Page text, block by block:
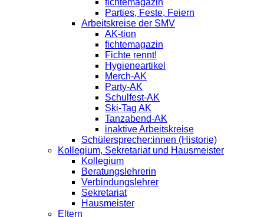
fichtemagazin
Parties, Feste, Feiern
Arbeitskreise der SMV
AK-tion
fichtemagazin
Fichte rennt!
Hygieneartikel
Merch-AK
Party-AK
Schulfest-AK
Ski-Tag AK
Tanzabend-AK
inaktive Arbeitskreise
Schülersprecher:innen (Historie)
Kollegium, Sekretariat und Hausmeister
Kollegium
Beratungslehrerin
Verbindungslehrer
Sekretariat
Hausmeister
Eltern